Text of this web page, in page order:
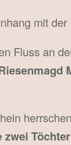
mit der
Fluss an
zwei